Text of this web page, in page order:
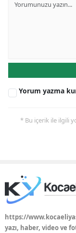
Yorum yazma
* Bu içerik ile ilgili
https://
yazı, haber, video ve